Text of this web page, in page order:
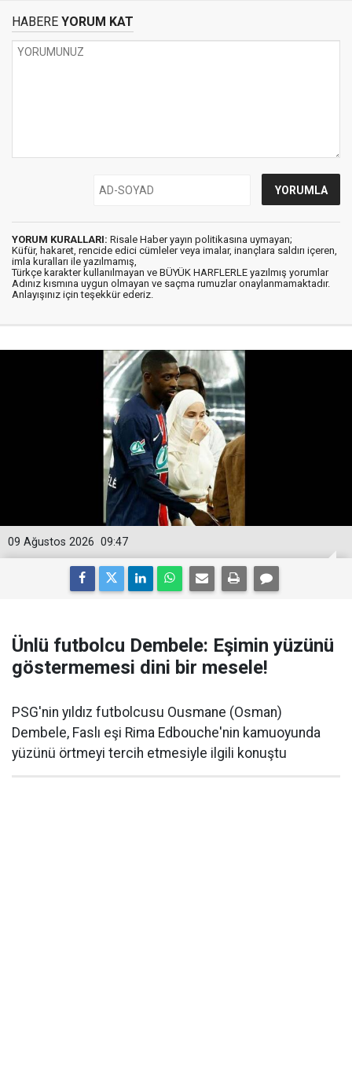
HABERE YORUM KAT
YORUM KURALLARI: Risale Haber yayın politikasına uymayan;
Küfür, hakaret, rencide edici cümleler veya imalar, inançlara saldırı içeren,
imla kuralları ile yazılmamış,
Türkçe karakter kullanılmayan ve BÜYÜK HARFLERLE yazılmış yorumlar
Adınız kısmına uygun olmayan ve saçma rumuzlar onaylanmamaktadır.
Anlayışınız için teşekkür ederiz.
09:47
09 Ağustos 2026
Ünlü futbolcu Dembele: Eşimin yüzünü
göstermemesi dini bir mesele!
PSG'nin yıldız futbolcusu Ousmane (Osman)
Dembele, Faslı eşi Rima Edbouche'nin kamuoyunda
yüzünü örtmeyi tercih etmesiyle ilgili konuştu